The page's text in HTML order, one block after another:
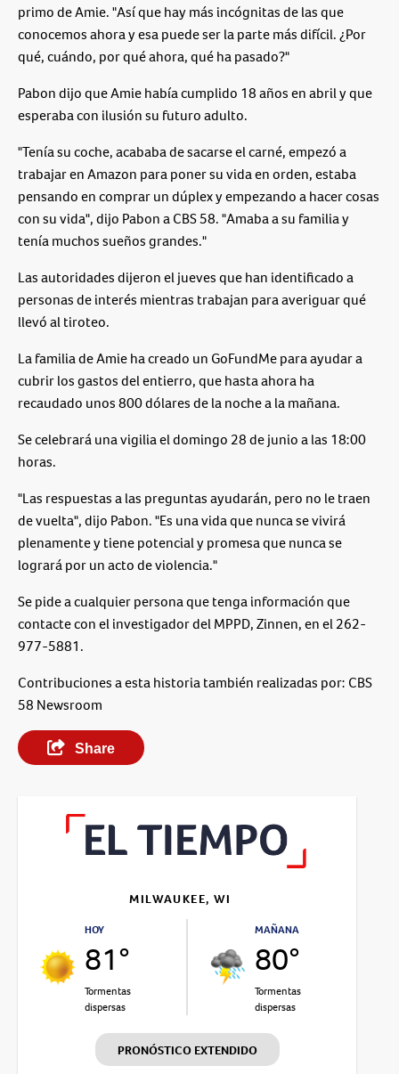
primo de Amie. "Así que hay más incógnitas de las que
conocemos ahora y esa puede ser la parte más difícil. ¿Por
qué, cuándo, por qué ahora, qué ha pasado?"
Pabon dijo que Amie había cumplido 18 años en abril y que
esperaba con ilusión su futuro adulto.
"Tenía su coche, acababa de sacarse el carné, empezó a
trabajar en Amazon para poner su vida en orden, estaba
pensando en comprar un dúplex y empezando a hacer cosas
con su vida", dijo Pabon a CBS 58. "Amaba a su familia y
tenía muchos sueños grandes."
Las autoridades dijeron el jueves que han identificado a
personas de interés mientras trabajan para averiguar qué
llevó al tiroteo.
La familia de Amie ha creado un GoFundMe para ayudar a
cubrir los gastos del entierro, que hasta ahora ha
recaudado unos 800 dólares de la noche a la mañana.
Se celebrará una vigilia el domingo 28 de junio a las 18:00
horas.
"Las respuestas a las preguntas ayudarán, pero no le traen
de vuelta", dijo Pabon. "Es una vida que nunca se vivirá
plenamente y tiene potencial y promesa que nunca se
logrará por un acto de violencia."
Se pide a cualquier persona que tenga información que
contacte con el investigador del MPPD, Zinnen, en el 262-
977-5881.
Contribuciones a esta historia también realizadas por: CBS
58 Newsroom
Share
MILWAUKEE, WI
HOY
81°
Tormentas
dispersas
MAÑANA
80°
Tormentas
dispersas
PRONÓSTICO EXTENDIDO